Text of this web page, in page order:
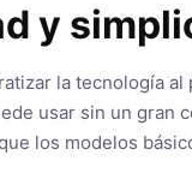
y
la tecnología
usar sin un gran
los modelos